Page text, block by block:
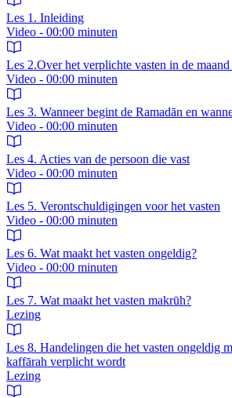
Les 1. Inleiding
Video - 00:00 minuten
Les 2.Over het verplichte vasten in de maand
Video - 00:00 minuten
Les 3. Wanneer begint de Ramadān en
Video - 00:00 minuten
Les 4. Acties van de persoon die vast
Video - 00:00 minuten
Les 5. Verontschuldigingen voor het vasten
Video - 00:00 minuten
Les 6. Wat maakt het vasten ongeldig?
Video - 00:00 minuten
Les 7. Wat maakt het vasten makrūh?
Lezing
Les 8. Handelingen die het vasten ongeldig
kaffārah verplicht wordt
Lezing